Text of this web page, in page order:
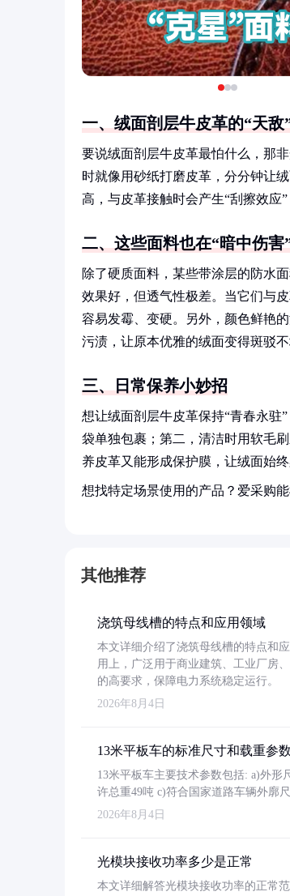
一、绒面剖层牛皮革的“天敌
要说绒面剖层牛皮革最怕什么，那
时就像用砂纸打磨皮革，分分钟让
高，与皮革接触时会产生“刮擦效应
二、这些面料也在“暗中伤害
除了硬质面料，某些带涂层的防水
效果好，但透气性极差。当它们与
容易发霉、变硬。另外，颜色鲜艳
污渍，让原本优雅的绒面变得斑驳不
三、日常保养小妙招
想让绒面剖层牛皮革保持“青春永驻
袋单独包裹；第二，清洁时用软毛
养皮革又能形成保护膜，让绒面始
想找特定场景使用的产品？爱采购
其他推荐
浇筑母线槽的特点和应用领域
本文详细介绍了浇筑母线槽的特点和
用上，广泛用于商业建筑、工业厂房
的高要求，保障电力系统稳定运行。
2026年8月4日
13米平板车的标准尺寸和载重参数
13米平板车主要技术参数包括: a)外形
许总重49吨 c)符合国家道路车辆外廓
2026年8月4日
光模块接收功率多少是正常
本文详细解答光模块接收功率的正常